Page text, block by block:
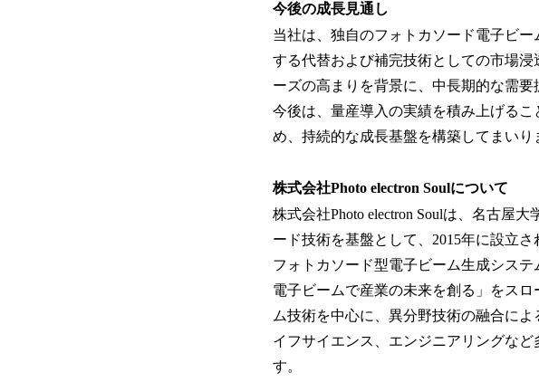
今後の成長見通し
当社は、独自のフォトカソード電子ビ
する代替および補完技術としての市場
ーズの高まりを背景に、中長期的な需要
今後は、量産導入の実績を積み上げる
め、持続的な成長基盤を構築してまいり
株式会社Photo electron Soulについて
株式会社Photo electron Soulは、名古屋
ード技術を基盤として、2015年に設立
フォトカソード型電子ビーム生成シス
電子ビームで産業の未来を創る」をス
ム技術を中心に、異分野技術の融合に
イフサイエンス、エンジニアリングな
す。